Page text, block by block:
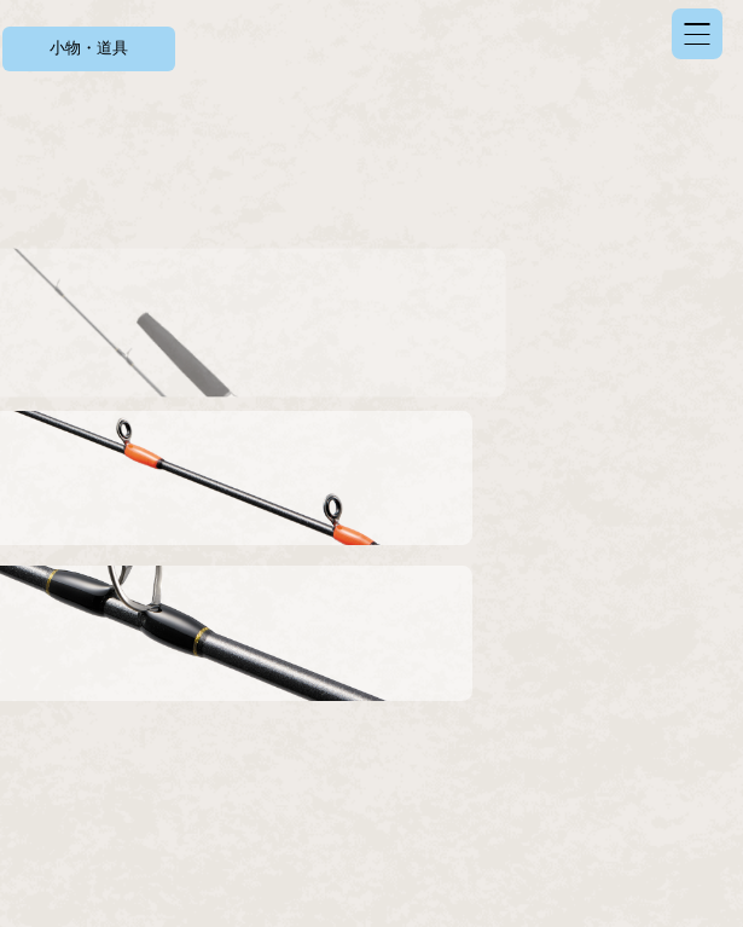
小物・道具